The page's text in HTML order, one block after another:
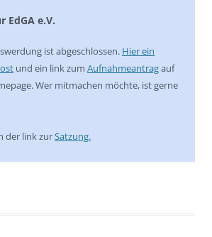
EdGA e.V.
ist abgeschlossen. Hier ein
und ein link zum Aufnahmeantragauf
Wer mitmachen möchte, ist gerne
der link zurSatzung.